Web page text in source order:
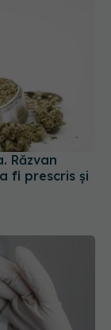
Răzvan
fi prescris şi